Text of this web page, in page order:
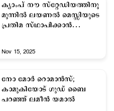
ക്യാംപ് നൗ സ്റ്റേഡിയത്തിനു
മുന്നിൽ ലയണൽ മെസ്സിയുടെ
പ്രതിമ സ്ഥാപിക്കാൻ
Nov 15, 2025
നോ മോര്‍ റൊമാന്‍സ്;
കാമുകിയോട് ഗുഡ് ബൈ
പറഞ്ഞ് ലമീന്‍ യമാല്‍